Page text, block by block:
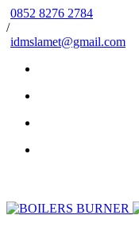
0852 8276 2784
/
idmslamet@gmail.com